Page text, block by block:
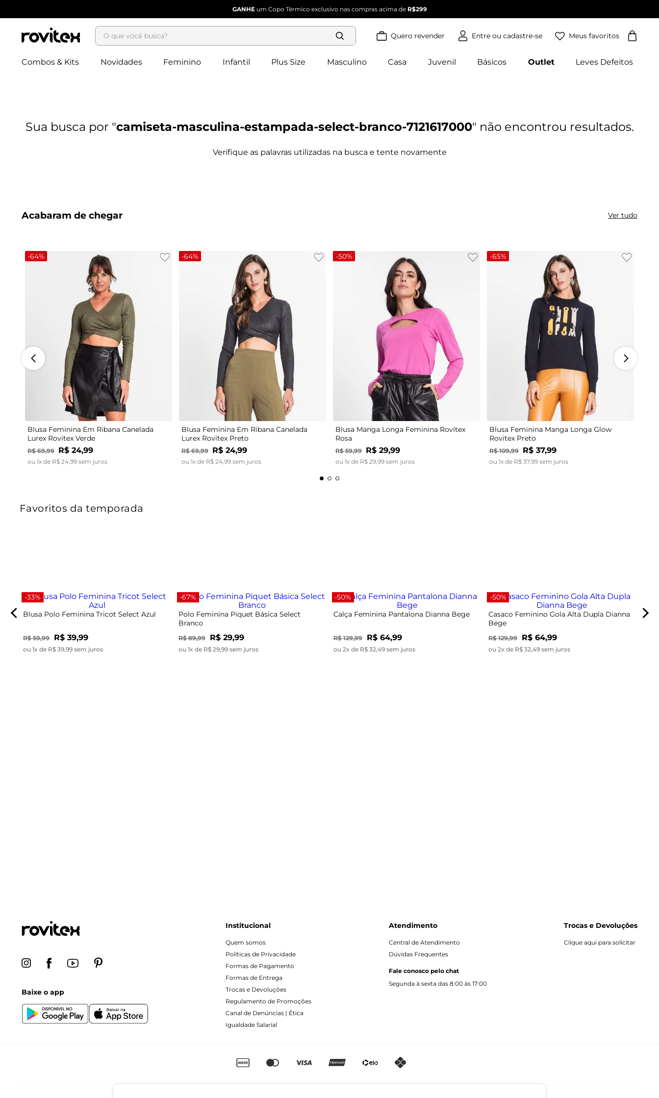
GANHEum Copo Térmico exclusivo nas compras acima de R$299
O que você busca?
Quero revender Meus favoritos
Combos & Kits Novidades Feminino Infantil Plus Size Masculino Casa Juvenil Básicos Outlet Leves Defeitos
camiseta-masculina-estampada-select-branco-7121617000
Acabaram de chegar Ver tudo
-64%
Blusa Feminina Em Ribana Canelada
Lurex Rovitex Verde
R$ 69,99 R$ 24,99
ou 1x de R$ 24 99 sem juros
-64%
Blusa Feminina Em Ribana Canelada
Lurex Rovitex Preto
R$ 69,99 R$ 24,99
ou 1x de R$ 24 99 sem juros
-50%
P M G GG
Blusa Manga Longa Feminina Rovitex
Rosa
R$ 59,99 R$ 29,99
ou 1x de R$ 29 99 sem juros
-65%
G
Blusa Feminina Manga Longa Glow
Rovitex Preto
R$ 109,99 R$ 37,99
ou 1x de R$ 37,99 sem juros
Favoritos da temporada
-33%
Blusa Polo Feminina Tricot Select Azul
R$ 59,99 R$ 39,99
ou 1x de R$ 39,99 sem juros
-67%
Polo Feminina Piquet Básica Select
Branco
R$ 89,99 R$ 29,99
ou 1x de R$ 29,99 sem juros
-50%
Calça Feminina Pantalona Dianna Bege
R$ 129,99 R$ 64,99
ou 2x de R$ 32,49 sem juros
-50%
Casaco Feminino Gola Alta Dupla Dianna
Bege
R$ 129,99 R$ 64,99
ou 2x de R$ 32,49 sem juros
Baixe o app
Institucional
Quem somos
Políticas de Privacidade
Formas de Pagamento
Formas de Entrega
Trocas e Devoluções
Regulamento de Promoções
Canal de Denúncias | Ética
Igualdade Salarial
Atendimento
Central de Atendimento
Dúvidas Frequentes
Fale conosco pelo chat
Segunda à sexta das 8:00 às 17:00
Trocas e Devoluções
Clique aqui para solicitar
Termos mais
buscados
5º
calça
feminino